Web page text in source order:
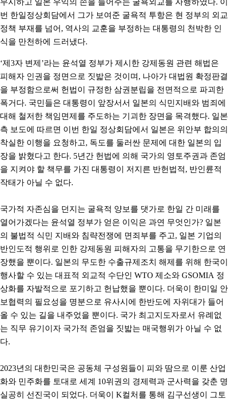
무시하고 일본 우익의 손을 들어주는 굴욕외교를 자행하였다. 이
번 한일정상회담에서 그가 보여준 굴욕적 투항은 현 정부의 외교
정책 부재를 넘어, 역사의 교훈을 부정하는 대통령의 천박한 인
식을 만천하에 드러냈다.
‘제3자 변제’라는 윤석열 정부가 제시한 강제동원 관련 해법은
피해자 인권을 정면으로 짓밟은 것이며, 나아가 대법원 확정판결
을 부정함으로써 헌법이 규정한 삼권분립을 전면적으로 파괴한
폭거다. 국민들은 대통령이 앞장서서 일본의 식민지배와 범죄에
대해 철저한 책임면제를 주도하는 기괴한 장면을 목격했다. 일본
측 보도에 따르면 이번 한일 정상회담에서 일본은 위안부 합의의
착실한 이행을 요청하고, 독도를 둘러싼 문제에 대한 일본의 입
장을 밝혔다고 한다. 5년간 헌법에 의해 국가의 영토주권과 존엄
을 지켜야 할 책무를 가진 대통령이 저지른 반헌법적, 반인륜적
작태가 아닐 수 없다.
국가적 자존심을 던지는 굴욕적 양보를 댓가로 한일 간 미래를
열어가겠다는 윤석열 정부가 얻은 이익은 과연 무엇인가? 일본
의 불법적 식민 지배와 침략전쟁에 면죄부를 주고, 일본 기업의
반인도적 행위로 인한 강제동원 피해자의 고통을 무기한으로 연
장했을 뿐이다. 일본의 무도한 수출규제조치 해제를 위해 한국이
행사할 수 있는 대표적 외교적 수단인 WTO 제소와 GSOMIA 정
상화를 자발적으로 포기하고 헌납했을 뿐이다. 더욱이 한미일 안
보협력의 필요성을 명분으로 유사시에 한반도에 자위대가 들어
올 수 있는 길을 내주었을 뿐이다. 국가 최고지도자로서 유례없
는 직무 유기이자 국가적 존엄을 짓밟는 매국행위가 아닐 수 없
다.
2023년의 대한민국은 공동체 구성원들이 피와 땀으로 이룬 산업
화와 민주화를 토대로 세계 10위권의 경제력과 군사력을 갖춘 명
실공히 선진국이 되었다. 더욱이 K컬처를 통해 김구선생이 그토